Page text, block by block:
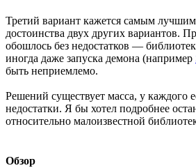
Третий вариант кажется самым
достоинства двух других вариантов.
обошлось без недостатков —
иногда даже запуска демона (например
быть неприемлемо.
Решений существует масса, у каждого
недостатки. Я бы хотел подробнее
относительно малоизвестной
Обзор